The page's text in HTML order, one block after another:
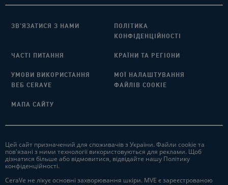
ЗВ’ЯЗАТИСЯ З НАМИ​
ПОЛІТИКА
КОНФІДЕНЦІЙНОСТІ
ЧАСТІ ПИТАННЯ​ КРАЇНИ ТА РЕГІОНИ
УМОВИ ВИКОРИСТАННЯ
ВЕБ CERAVE
МОЇ НАЛАШТУВАННЯ
ФАЙЛІВ COOKIE
МАПА САЙТУ​
Цей сайт призначений для споживачів з України. Файли cookie та
пов'язані з ними технології використовуються для реклами. Щоб
дізнатися більше або відмовитися, відвідайте нашу Політику
конфіденційності.
CeraVe не лікує основні захворювання шкіри. MVE є зареєстрованою